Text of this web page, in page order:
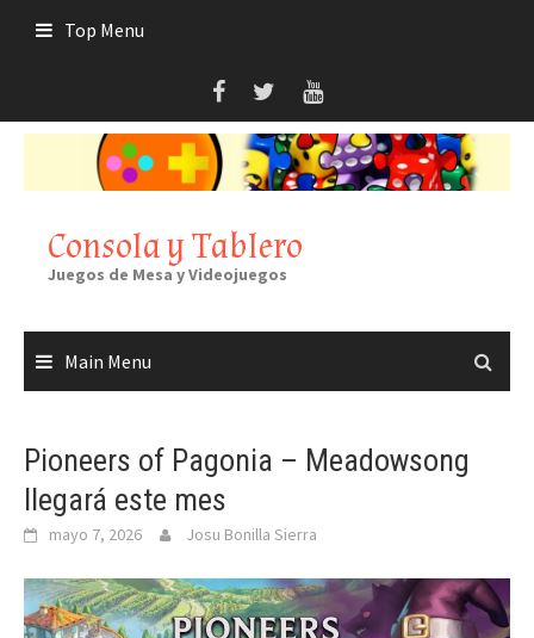
Top Menu
Consola y Tablero
Juegos de Mesa y Videojuegos
Main Menu
Pioneers of Pagonia – Meadowsong
llegará este mes
mayo 7, 2026 Josu Bonilla Sierra